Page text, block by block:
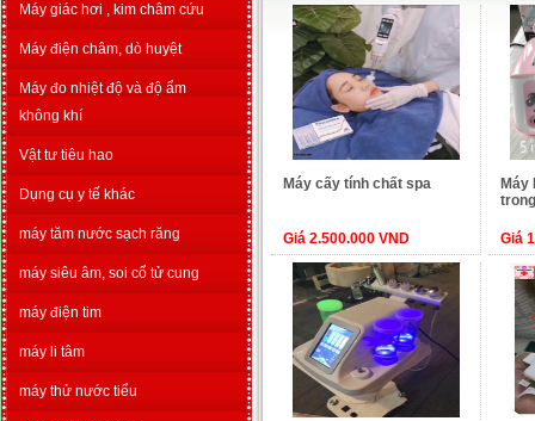
Máy giác hơi , kim châm cứu
Máy điện châm, dò huyệt
Máy đo nhiệt độ và độ ẩm
không khí
Vật tư tiêu hao
Dụng cụ y tế khác
máy tăm nước sạch răng
máy siêu âm, soi cổ tử cung
máy điện tim
máy li tâm
máy thử nước tiểu
Máy cấy tính chất spa
Giá 2.500.000 VND
Máy
Giá